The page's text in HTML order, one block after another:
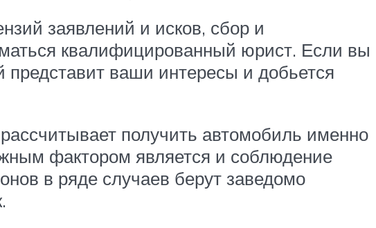
заявлений и исков, сбор и
квалифицированный юрист. Если вы
представит ваши интересы и добьется
получить автомобиль именно
фактором является и соблюдение
в ряде случаев берут заведомо